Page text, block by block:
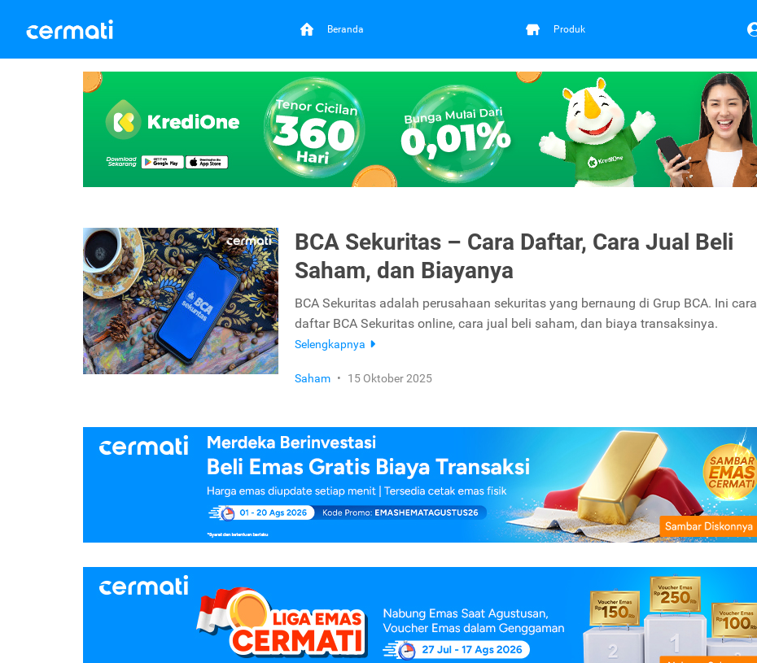
Beranda Produk
BCA Sekuritas – Cara Daftar, Cara Jual Beli
Saham, dan Biayanya
BCA Sekuritas adalah perusahaan sekuritas yang bernaung di Grup BCA. Ini cara
daftar BCA Sekuritas online, cara jual beli saham, dan biaya transaksinya.
Selengkapnya
Saham • 15 Oktober 2025